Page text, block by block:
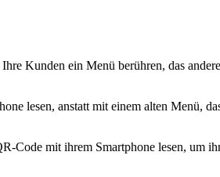
Kunden ein Menü berühren, das
lesen, anstatt mit einem alten Menü,
mit ihrem Smartphone lesen, um